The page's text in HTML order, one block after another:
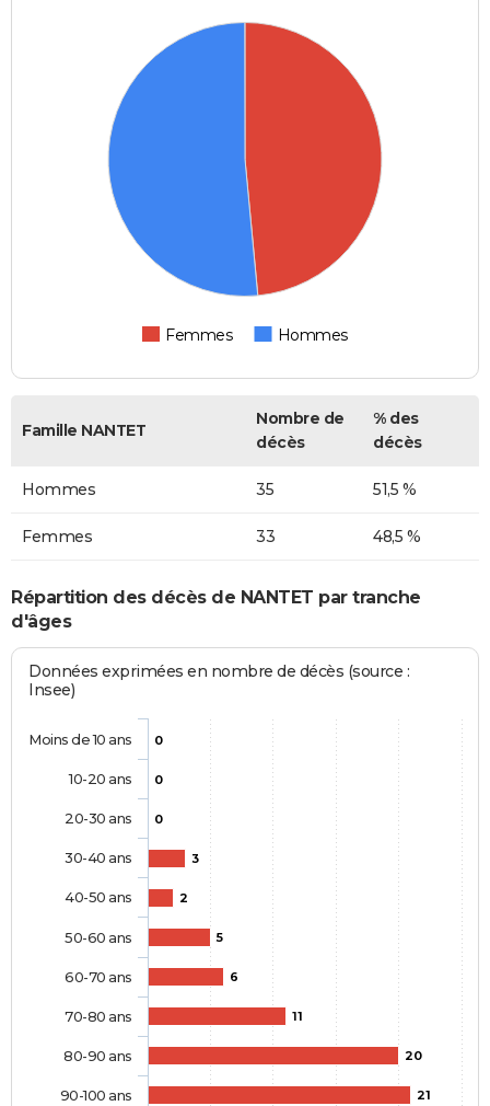
Femmes Hommes
Famille NANTET
Nombre de
décès
% des
décès
Hommes 35 51,5 %
Femmes 33 48,5 %
Répartition des décès de NANTET par tranche
d'âges
Données exprimées en nombre de décès (source :
Insee)
0
0
0
3
2
5
6
11
20
21
Moins de 10 ans
10-20 ans
20-30 ans
30-40 ans
40-50 ans
50-60 ans
60-70 ans
70-80 ans
80-90 ans
90-100 ans